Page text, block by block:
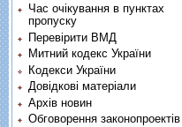
Час очікування в пунктах
пропуску
Перевірити ВМД
Митний кодекс України
Кодекси України
Довідкові матеріали
Архів новин
Обговорення законопроектів